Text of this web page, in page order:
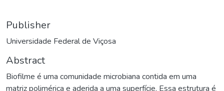
Publisher
Universidade Federal de Viçosa
Abstract
Biofilme é uma comunidade microbiana contida em uma
matriz polimérica e aderida a uma superfície. Essa estrutura é